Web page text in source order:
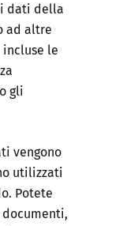
dati della
ad altre
le
gli
vengono
utilizzati
Potete